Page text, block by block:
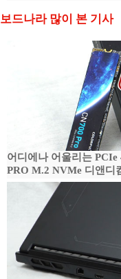
보드나라 많이 본 기사
어디에나 어울리는
PRO M.2 NVMe 디앤디